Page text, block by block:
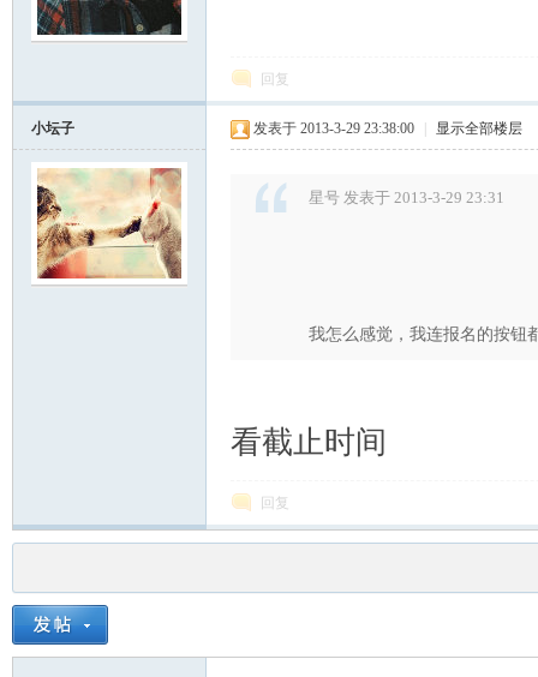
回复
小坛子 发表于 2013-3-29 23:38:00 显示全部楼层
星号 发表于 2013-3-29 23:31
我怎么感觉，我连报名的按钮
看截止时间
回复